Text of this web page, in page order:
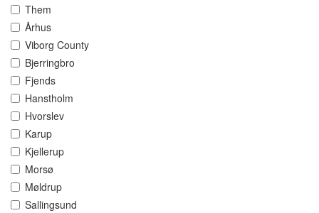
Them
Århus
Viborg County
Bjerringbro
Fjends
Hanstholm
Hvorslev
Karup
Kjellerup
Morsø
Møldrup
Sallingsund